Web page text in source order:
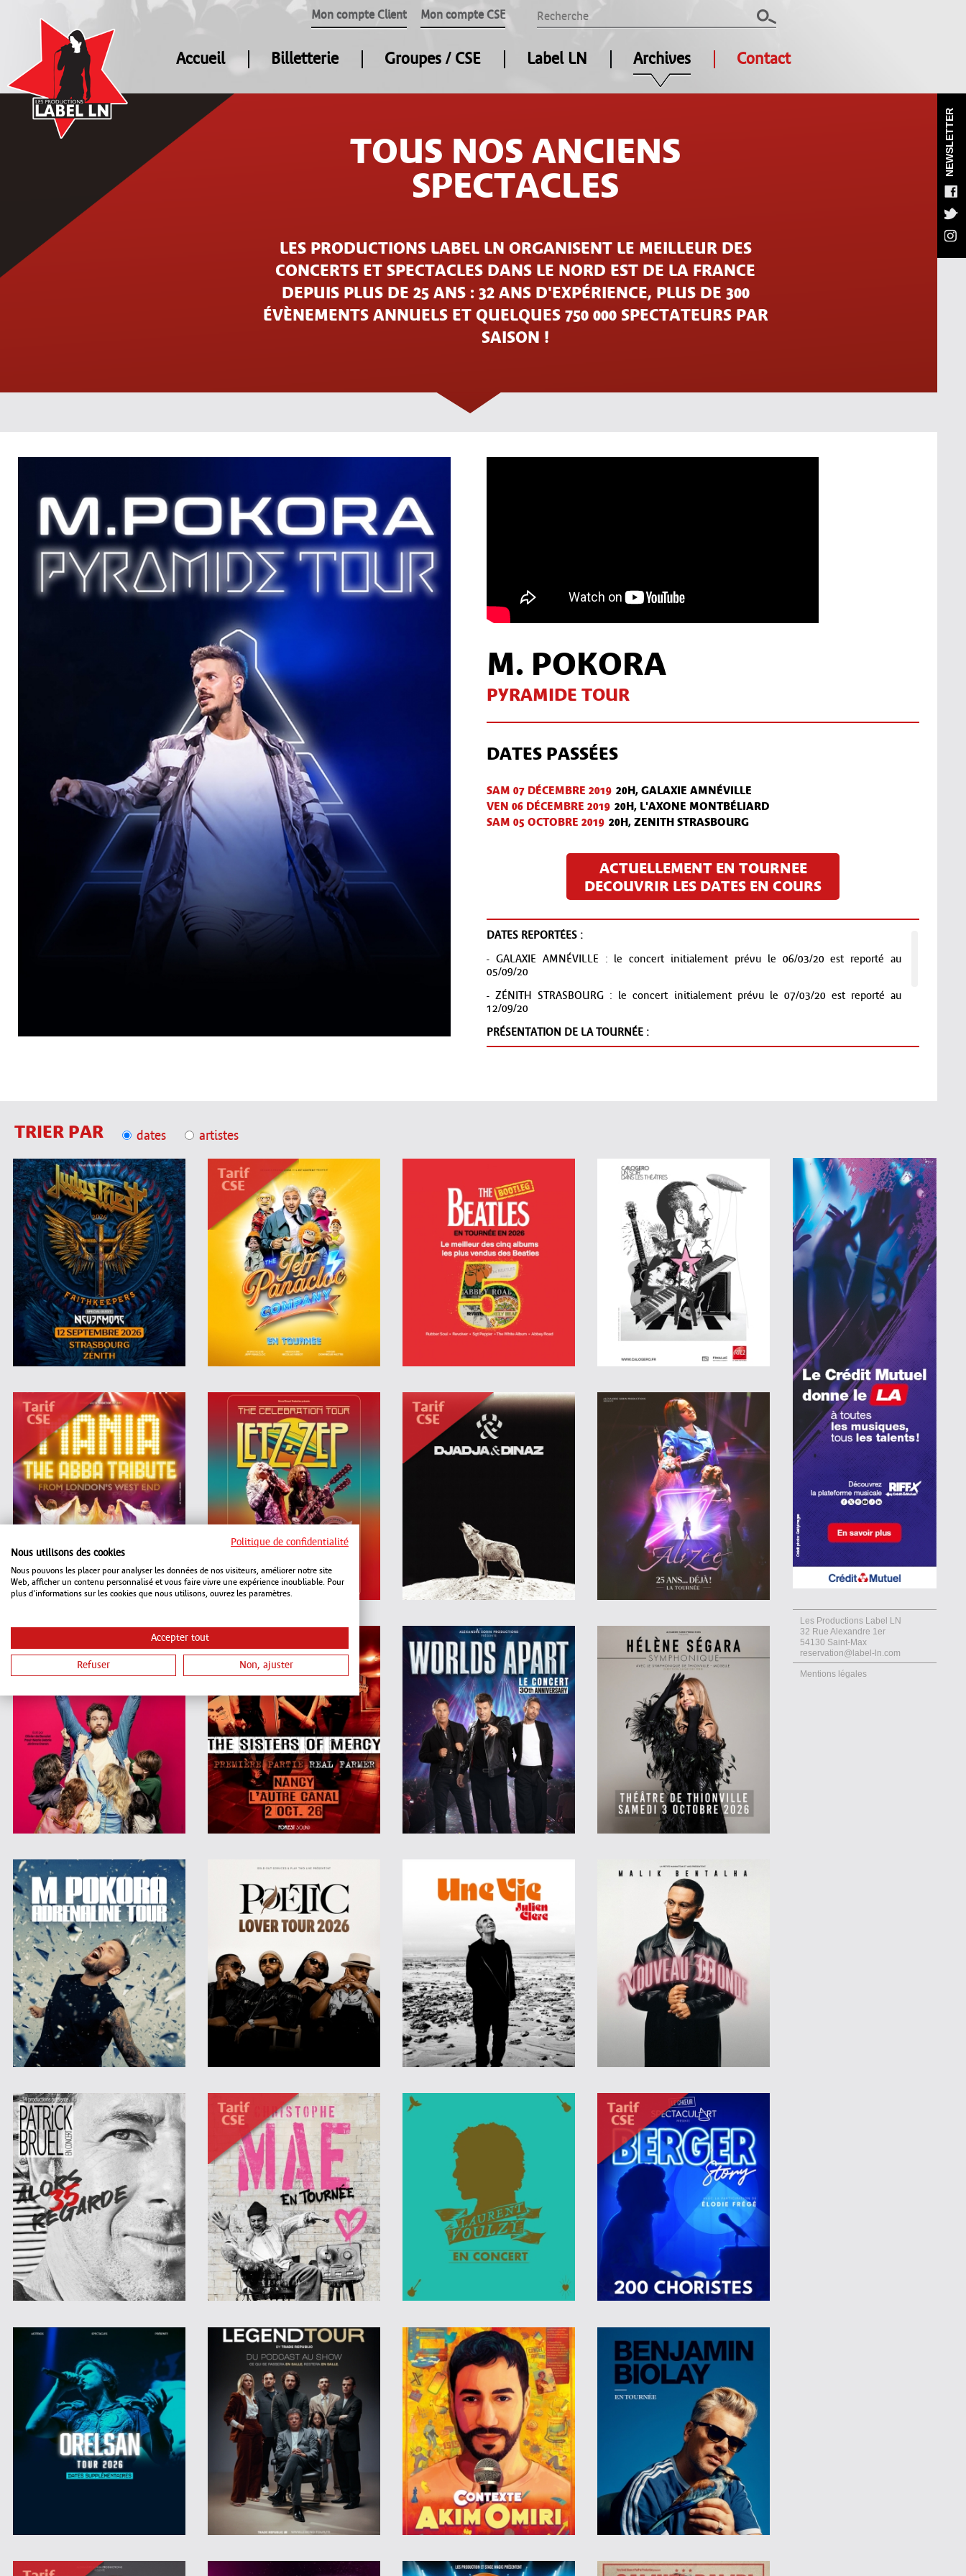
Mon compte Client Mon compte CSE
Accueil Billetterie Groupes / CSE Label LN Archives Contact
TOUS NOS ANCIENS
SPECTACLES
LES PRODUCTIONS LABEL LN ORGANISENT LE MEILLEUR DES
CONCERTS ET SPECTACLES DANS LE NORD EST DE LA FRANCE
DEPUIS PLUS DE 25 ANS : 32 ANS D'EXPÉRIENCE, PLUS DE 300
ÉVÈNEMENTS ANNUELS ET QUELQUES 750 000 SPECTATEURS PAR
SAISON !
M. POKORA
PYRAMIDE TOUR
DATES PASSÉES
SAM 07 DÉCEMBRE 2019 20H, GALAXIE AMNÉVILLE
VEN 06 DÉCEMBRE 2019 20H, L'AXONE MONTBÉLIARD
SAM 05 OCTOBRE 2019 20H, ZENITH STRASBOURG
ACTUELLEMENT EN TOURNEE
DECOUVRIR LES DATES EN COURS
DATES REPORTÉES :
- GALAXIE AMNÉVILLE : le concert initialement prévu le 06/03/20 est reporté au
05/09/20
- ZÉNITH STRASBOURG : le concert initialement prévu le 07/03/20 est reporté au
12/09/20
PRÉSENTATION DE LA TOURNÉE :
TRIER PAR dates artistes
Les Productions Label LN
32 Rue Alexandre 1er
54130 Saint-Max
reservation@label-ln.com
Mentions légales
NEWSLETTER
Politique de confidentialité
Nous utilisons des cookies
Nous pouvons les placer pour analyser les données de nos visiteurs, améliorer notre site
Web, afficher un contenu personnalisé et vous faire vivre une expérience inoubliable. Pour
plus d'informations sur les cookies que nous utilisons, ouvrez les paramètres.
Accepter tout
Refuser Non, ajuster